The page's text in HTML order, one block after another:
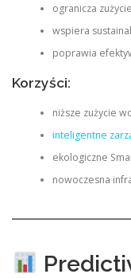
ogranicza
wspiera
poprawia
Korzyści:
niższe zużycie
inteligentne
ekologiczne
nowoczesna